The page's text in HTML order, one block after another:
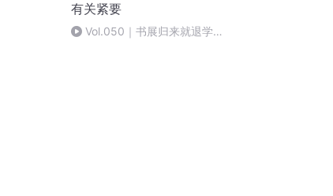
有关紧要
Vol.050｜书展归来就退学，